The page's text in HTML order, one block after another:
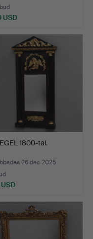
USD
1800-tal.
26 dec 2025